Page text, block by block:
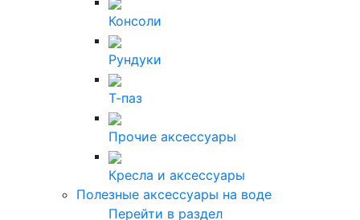
Консоли
Рундуки
Т-паз
Прочие аксессуары
Кресла и аксессуары
Полезные аксессуары на воде
Перейти в раздел